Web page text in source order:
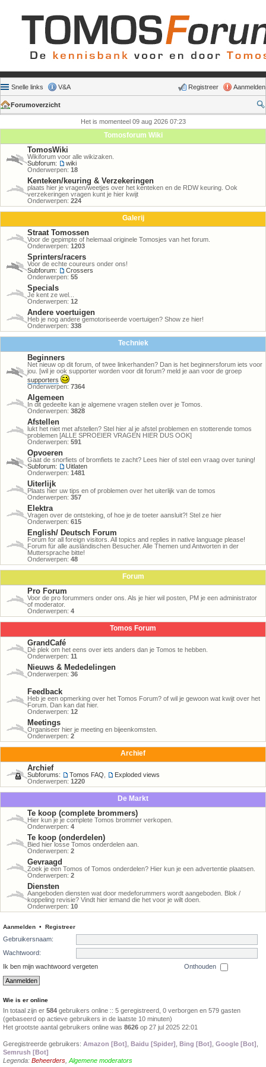
Snelle links V&A Aanmelden
Registreer
Forumoverzicht
Het is momenteel 09 aug 2026 07:23
Tomosforum Wiki
TomosWiki
Wikiforum voor alle wikizaken.
Subforum:
wiki
Onderwerpen: 18
Kenteken/keuring & Verzekeringen
plaats hier je vragen/weetjes over het kenteken en de RDW keuring. Ook
verzekeringen vragen kunt je hier kwijt
Onderwerpen: 224
Galerij
Straat Tomossen
Voor de gepimpte of helemaal originele Tomosjes van het forum.
Onderwerpen: 1203
Sprinters/racers
Voor de echte coureurs onder ons!
Subforum:
Crossers
Onderwerpen: 55
Specials
Je kent ze wel...
Onderwerpen: 12
Andere voertuigen
Heb je nog andere gemotoriseerde voertuigen? Show ze hier!
Onderwerpen: 338
Techniek
Beginners
Net nieuw op dit forum, of twee linkerhanden? Dan is het beginnersforum iets voor
jou. [wil je ook supporter worden voor dit forum? meld je aan voor de groep
supporters
Onderwerpen: 7364
Algemeen
In dit gedeelte kan je algemene vragen stellen over je Tomos.
Onderwerpen: 3828
Afstellen
lukt het niet met afstellen? Stel hier al je afstel problemen en stotterende tomos
problemen [ALLE SPROEIER VRAGEN HIER DUS OOK]
Onderwerpen: 591
Opvoeren
Gaat de snorfiets of bromfiets te zacht? Lees hier of stel een vraag over tuning!
Subforum:
Uitlaten
Onderwerpen: 1481
Uiterlijk
Plaats hier uw tips en of problemen over het uiterlijk van de tomos
Onderwerpen: 357
Elektra
Vragen over de ontsteking, of hoe je de toeter aansluit?! Stel ze hier
Onderwerpen: 615
English/ Deutsch Forum
Forum for all foreign visitors. All topics and replies in native language please!
Forum für alle ausländischen Besucher. Alle Themen und Antworten in der
Muttersprache bitte!
Onderwerpen: 48
Forum
Pro Forum
Voor de pro forummers onder ons. Als je hier wil posten, PM je een administrator
of moderator.
Onderwerpen: 4
Tomos Forum
GrandCafé
Dé plek om het eens over iets anders dan je Tomos te hebben.
Onderwerpen: 11
Nieuws & Mededelingen
Onderwerpen: 36
Feedback
Heb je een opmerking over het Tomos Forum? of wil je gewoon wat kwijt over het
Forum. Dan kan dat hier.
Onderwerpen: 12
Meetings
Organiseer hier je meeting en bijeenkomsten.
Onderwerpen: 2
Archief
Archief
Subforums: Tomos FAQ
Exploded views
Onderwerpen: 1220
De Markt
Te koop (complete brommers)
Hier kun je je complete Tomos brommer verkopen.
Onderwerpen: 4
Te koop (onderdelen)
Bied hier losse Tomos onderdelen aan.
Onderwerpen: 2
Gevraagd
Zoek je een Tomos of Tomos onderdelen? Hier kun je een advertentie plaatsen.
Onderwerpen: 2
Diensten
Aangeboden diensten wat door medeforummers wordt aangeboden. Blok /
koppeling revisie? Vindt hier iemand die het voor je wilt doen.
Onderwerpen: 10
Aanmelden • Registreer
Gebruikersnaam:
Wachtwoord:
Ik ben mijn wachtwoord vergeten
Onthouden
Wie is er online
In totaal zijn er 584 gebruikers online :: 5 geregistreerd, 0 verborgen en 579 gasten
(gebaseerd op actieve gebruikers in de laatste 10 minuten)
Het grootste aantal gebruikers online was 8626 op 27 jul 2025 22:01
Geregistreerde gebruikers: Amazon [Bot] Baidu [Spider] Bing [Bot] Google [Bot]
Semrush [Bot]
Legenda: Beheerders Algemene moderators